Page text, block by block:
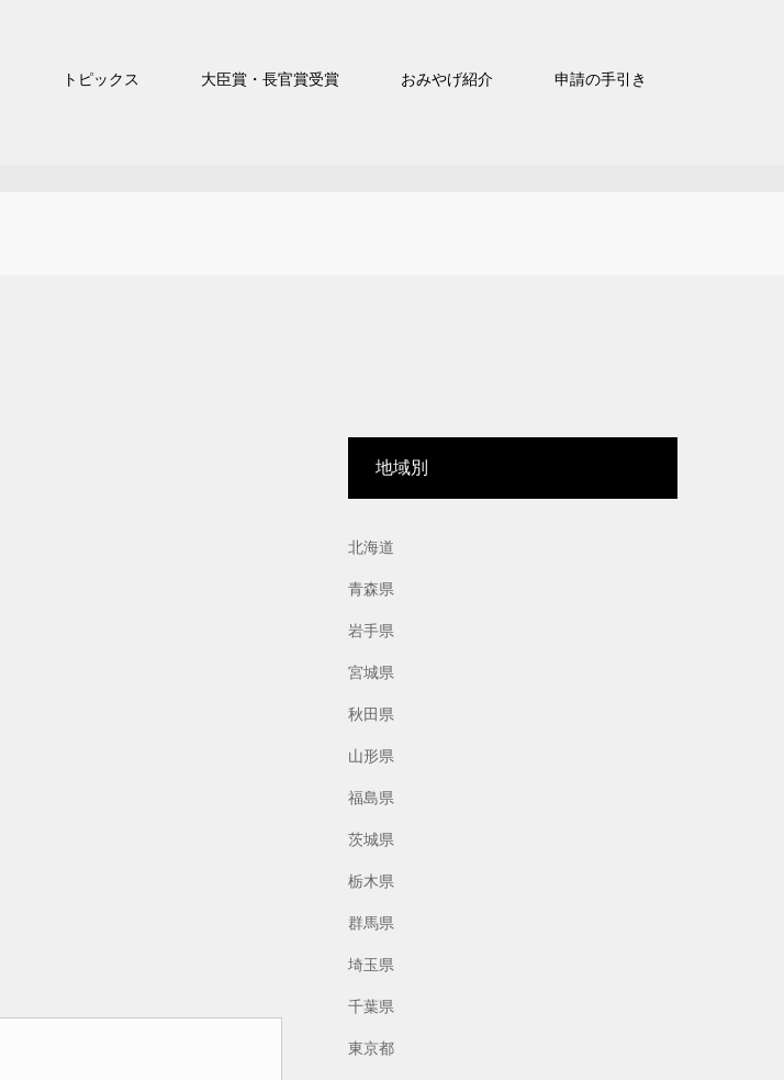
トピックス 大臣賞・長官賞受賞 おみやげ紹介 申請の手引き
地域別
北海道
青森県
岩手県
宮城県
秋田県
山形県
福島県
茨城県
栃木県
群馬県
埼玉県
千葉県
東京都